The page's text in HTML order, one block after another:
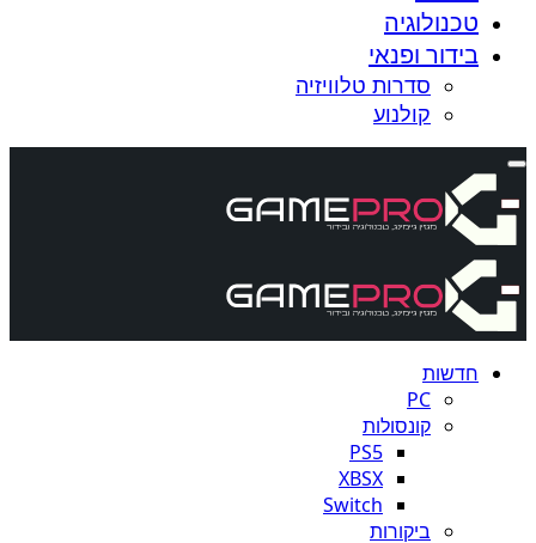
טכנולוגיה
בידור ופנאי
סדרות טלוויזיה
קולנוע
חדשות
PC
קונסולות
PS5
XBSX
Switch
ביקורות